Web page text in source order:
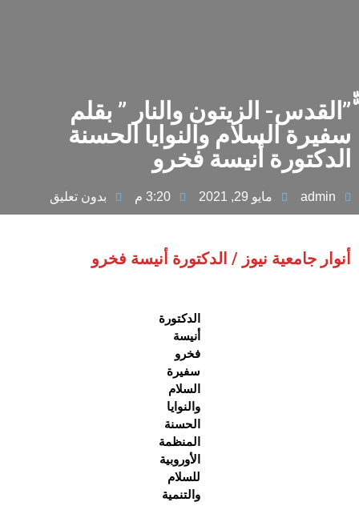
ّّ”القدس- الزيتون والنار ” بقلم
سفيرة السلام والنوايا الحسنة
الدكتورة أنيسة فخرو
admin مايو 29, 2021 3:20 م بدون تعليق
أنوار جامعية نيوز / الدكتورة أنيسة فخرو
الدكتورة
أنيسة
فخرو
سفيرة
السلام
والنوايا
الحسنة
المنظمة
الأوروبية
للسلام
والتنمية